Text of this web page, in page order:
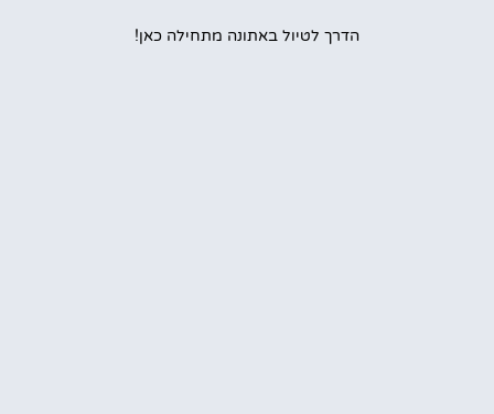
הדרך לטיול באתונה מתחילה כאן!